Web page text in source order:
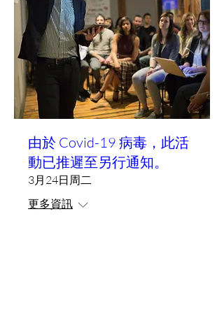
由於 Covid-19 病毒，此活
動已推遲至另行通知。
3月24日周二
更多資訊